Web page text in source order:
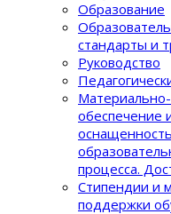
Образование
стандарты и
Руководство
обеспечение
оснащенность
процеcса.
Стипендии и
поддержки